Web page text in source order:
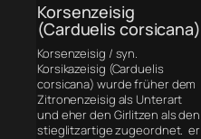
Korsenzeisig
(Carduelis corsicana)
Korsenzeisig / syn.
Korsikazeisig (Carduelis
corsicana) wurde früher dem
Zitronenzeisig als Unterart
und eher den Girlitzen als den
stieglitzartige zugeordnet. er